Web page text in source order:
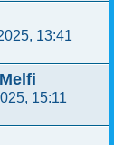
13:41
15:11